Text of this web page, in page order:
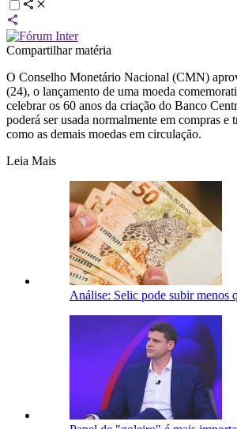
Compartilhar matéria
O Conselho Monetário Nacional (CMN)
(24), o lançamento de uma moeda
celebrar os 60 anos da criação do Banco
poderá ser usada normalmente em compras e
como as demais moedas em circulação.
Leia Mais
Análise: Selic pode subir menos